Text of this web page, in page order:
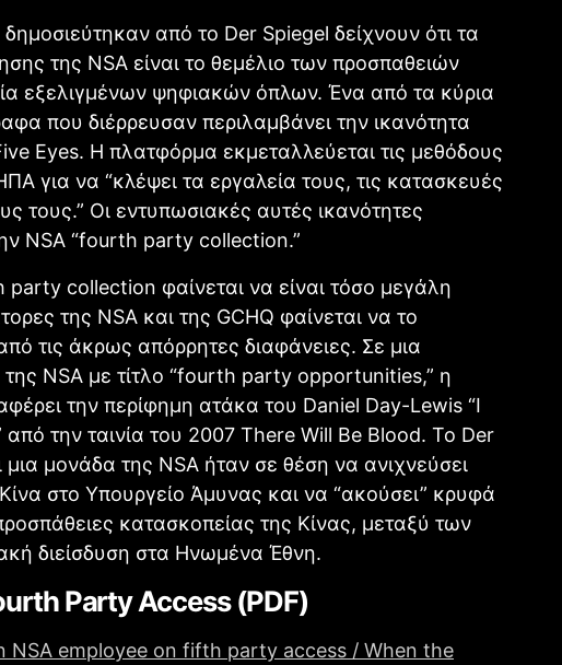
από το Der Spiegel δείχνουν ότι τα
της ΝSA είναι το θεμέλιο των προσπαθειών
εξελιγμένων ψηφιακών όπλων. Ένα από τα κύρια
που διέρρευσαν περιλαμβάνει την ικανότητα
Eyes. Η πλατφόρμα εκμεταλλεύεται τις μεθόδους
για να “κλέψει τα εργαλεία τους, τις κατασκευές
τους.” Οι εντυπωσιακές αυτές ικανότητες
ΝSA “fourth party collection.”
party collection φαίνεται να είναι τόσο μεγάλη
της ΝSA και της GCHQ φαίνεται να το
τις άκρως απόρρητες διαφάνειες. Σε μια
ΝSA με τίτλο “fourth party opportunities,” η
την περίφημη ατάκα του Daniel Day-Lewis “I
την ταινία του 2007 There Will Be Blood. Το Der
μια μονάδα της NSA ήταν σε θέση να ανιχνεύσει
στο Υπουργείο Άμυνας και να “ακούσει” κρυφά
κατασκοπείας της Κίνας, μεταξύ των
διείσδυση στα Ηνωμένα Έθνη.
Party Access (PDF)
NSA employee on fifth party access / When the